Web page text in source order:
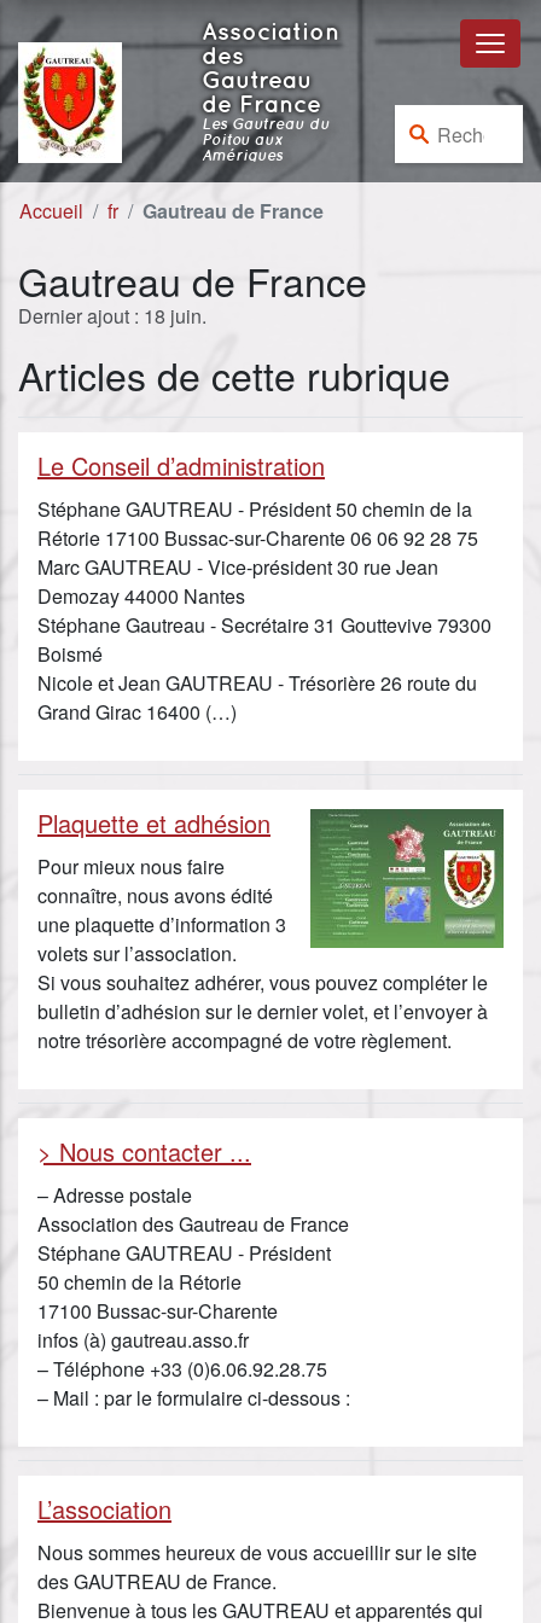
Aller au contenu
Aller à la navigation
Association
des
Gautreau
de France
Les Gautreau du
Poitou aux
Amériques
Rechercher :
Accueil fr Gautreau de France
Gautreau de France
Dernier ajout : 18 juin.
Articles de cette rubrique
Le Conseil d’administration
Stéphane GAUTREAU - Président 50 chemin de la
Rétorie 17100 Bussac-sur-Charente 06 06 92 28 75
Marc GAUTREAU - Vice-président 30 rue Jean
Demozay 44000 Nantes
Stéphane Gautreau - Secrétaire 31 Gouttevive 79300
Boismé
Nicole et Jean GAUTREAU - Trésorière 26 route du
Grand Girac 16400 (…)
Plaquette et adhésion
Pour mieux nous faire
connaître, nous avons édité
une plaquette d’information 3
volets sur l’association.
Si vous souhaitez adhérer, vous pouvez compléter le
bulletin d’adhésion sur le dernier volet, et l’envoyer à
notre trésorière accompagné de votre règlement.
> Nous contacter ...
– Adresse postale
Association des Gautreau de France
Stéphane GAUTREAU - Président
50 chemin de la Rétorie
17100 Bussac-sur-Charente
infos (à) gautreau.asso.fr
– Téléphone +33 (0)6.06.92.28.75
– Mail : par le formulaire ci-dessous :
L’association
Nous sommes heureux de vous accueillir sur le site
des GAUTREAU de France.
Bienvenue à tous les GAUTREAU et apparentés qui